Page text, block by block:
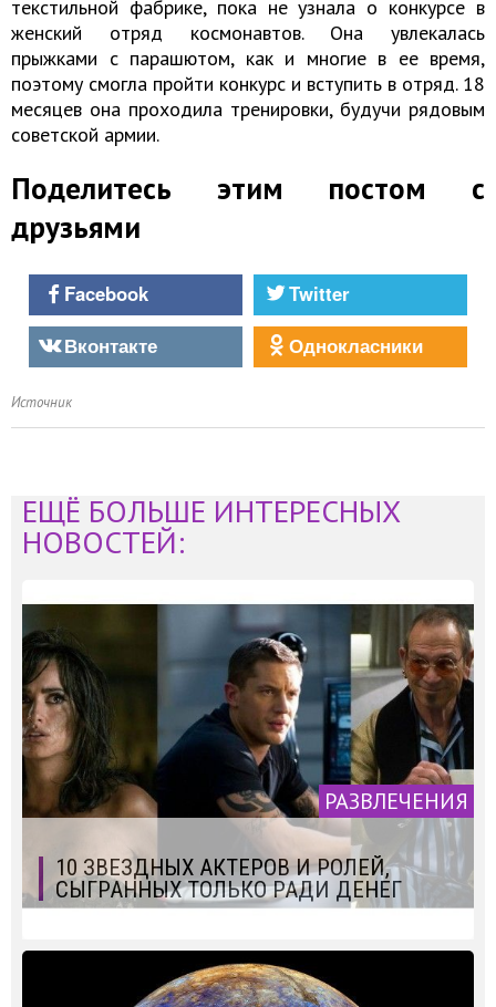
текстильной фабрике, пока не узнала о конкурсе в
женский отряд космонавтов. Она увлекалась
прыжками с парашютом, как и многие в ее время,
поэтому смогла пройти конкурс и вступить в отряд. 18
месяцев она проходила тренировки, будучи рядовым
советской армии.
Поделитесь этим постом с
друзьями
Facebook
Twitter
Вконтакте
Однокласники
Источник
ЕЩЁ БОЛЬШЕ ИНТЕРЕСНЫХ
НОВОСТЕЙ:
РАЗВЛЕЧЕНИЯ
10 ЗВЕЗДНЫХ АКТЕРОВ И РОЛЕЙ,
СЫГРАННЫХ ТОЛЬКО РАДИ ДЕНЕГ